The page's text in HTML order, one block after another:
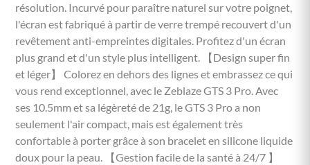
résolution. Incurvé pour paraître naturel sur votre poignet,
l'écran est fabriqué à partir de verre trempé recouvert d'un
revêtement anti-empreintes digitales. Profitez d'un écran
plus grand et d'un style plus intelligent. 【Design super fin
et léger】 Colorez en dehors des lignes et embrassez ce qui
vous rend exceptionnel, avec le Zeblaze GTS 3 Pro. Avec
ses 10.5mm et sa légèreté de 21g, le GTS 3 Pro a non
seulement l'air compact, mais est également très
confortable à porter grâce à son bracelet en silicone liquide
doux pour la peau. 【Gestion facile de la santé à 24/7 】